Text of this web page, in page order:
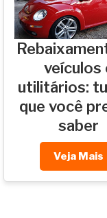
veículos
utilitários:
que você
saber
Veja Mais